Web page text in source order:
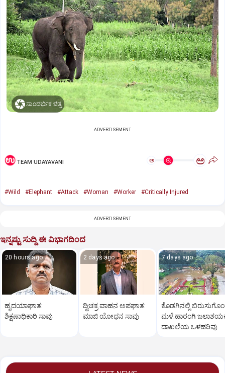
ಸಾಂದರ್ಭಿಕ ಚಿತ್ರ
ADVERTISEMENT
TEAM UDAYAVANI ಅ ಅ
#Wild #Elephant #Attack #Woman #Worker #Critically Injured
ADVERTISEMENT
ಇನ್ನಷ್ಟು ಸುದ್ದಿ ಈ ವಿಭಾಗದಿಂದ
20 hours ago
ಹೃದಯಾಘಾತ:
ಶಿಕ್ಷಣಾಧಿಕಾರಿ ಸಾವು
2 days ago
ದ್ವಿಚಕ್ರ ವಾಹನ ಅಪಘಾತ:
ಮಾಜಿ ಯೋಧನ ಸಾವು
7 days ago
ಕೊಡಗಿನಲ್ಲಿ
ಮಳೆ:ಹಾರಂಗಿ
ದಾಖಲೆಯ ಒಳಹರಿವು